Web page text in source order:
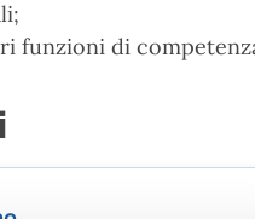
funzioni di